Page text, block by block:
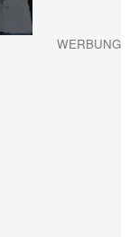
WERBUNG